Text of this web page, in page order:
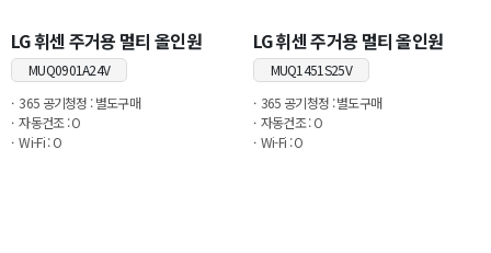
LG 휘센 주거용 멀티 올인원
MUQ0901A24V
365 공기청정 : 별도구매
자동건조 : O
Wi-Fi : O
LG 휘센 주거용 멀티 올인원
MUQ1451S25V
365 공기청정 : 별도구매
자동건조 : O
Wi-Fi : O